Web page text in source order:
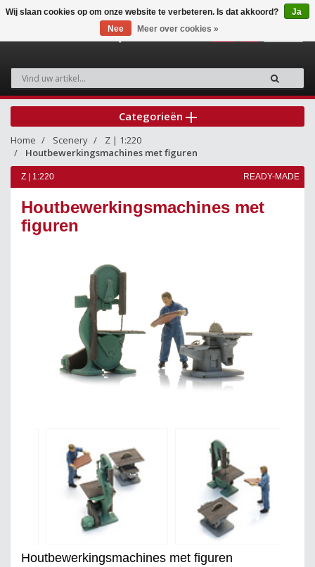
Categorieën
Home Scenery
Z | 1:220
Houtbewerkingsmachines met figuren
Z | 1:220 READY-MADE
Houtbewerkingsmachines met
figuren
Houtbewerkingsmachines met figuren
Wij slaan cookies op om onze website te verbeteren. Is dat akkoord?
Ja
Nee
Meer over cookies »